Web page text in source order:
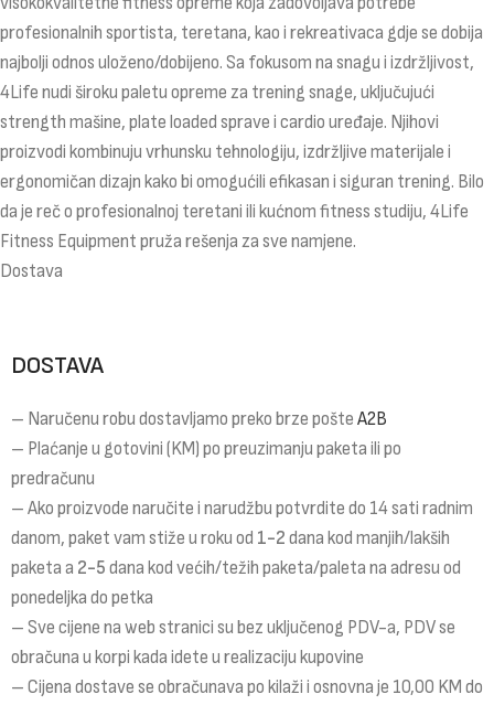
profesionalnih sportista, teretana, kao i rekreativaca gdje se dobija
najbolji odnos uloženo/dobijeno. Sa fokusom na snagu i izdržljivost,
4Life nudi široku paletu opreme za trening snage, uključujući
strength mašine, plate loaded sprave i cardio uređaje. Njihovi
proizvodi kombinuju vrhunsku tehnologiju, izdržljive materijale i
ergonomičan dizajn kako bi omogućili efikasan i siguran trening. Bilo
da je reč o profesionalnoj teretani ili kućnom fitness studiju, 4Life
Fitness Equipment pruža rešenja za sve namjene.
Dostava
DOSTAVA
– Naručenu robu dostavljamo preko brze pošte A2B
– Plaćanje u gotovini (KM) po preuzimanju paketa ili po
predračunu
– Ako proizvode naručite i narudžbu potvrdite do 14 sati radnim
danom, paket vam stiže u roku od 1-2 dana kod manjih/lakših
paketa a 2-5 dana kod većih/težih paketa/paleta na adresu od
ponedeljka do petka
– Sve cijene na web stranici su bez uključenog PDV-a, PDV se
obračuna u korpi kada idete u realizaciju kupovine
– Cijena dostave se obračunava po kilaži i osnovna je 10,00 KM do